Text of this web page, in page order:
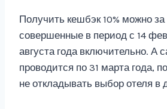
Получить кешбэк 10% можно
совершенные в период с 14
августа года включительно. А
проводится по 31 марта года,
не откладывать выбор отеля в